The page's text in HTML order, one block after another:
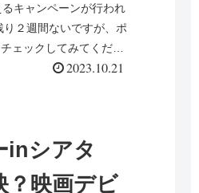
キャンペーンが行われ
２週間ないですが、ポ
ェックしてみてくださ
2023.10.21
inシアタ
？映画デビ